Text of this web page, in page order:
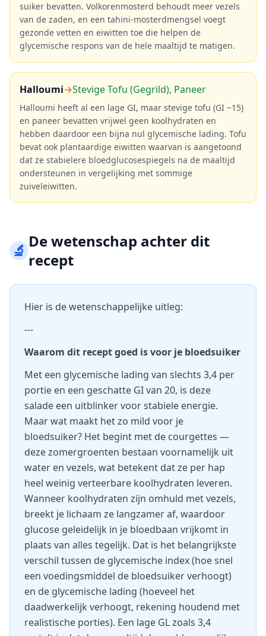
suiker bevatten. Volkorenmosterd behoudt meer vezels
van de zaden, en een tahini-mosterdmengsel voegt
gezonde vetten en eiwitten toe die helpen de
glycemische respons van de hele maaltijd te matigen.
Halloumi→Stevige Tofu (Gegrild), Paneer
Halloumi heeft al een lage GI, maar stevige tofu (GI ~15)
en paneer bevatten vrijwel geen koolhydraten en
hebben daardoor een bijna nul glycemische lading. Tofu
bevat ook plantaardige eiwitten waarvan is aangetoond
dat ze stabielere bloedglucosespiegels na de maaltijd
ondersteunen in vergelijking met sommige
zuiveleiwitten.
🔬De wetenschap achter dit
recept
Hier is de wetenschappelijke uitleg:
---
Waarom dit recept goed is voor je bloedsuiker
Met een glycemische lading van slechts 3,4 per
portie en een geschatte GI van 20, is deze
salade een uitblinker voor stabiele energie.
Maar wat maakt het zo mild voor je
bloedsuiker? Het begint met de courgettes —
deze zomergroenten bestaan voornamelijk uit
water en vezels, wat betekent dat ze per hap
heel weinig verteerbare koolhydraten leveren.
Wanneer koolhydraten zijn omhuld met vezels,
breekt je lichaam ze langzamer af, waardoor
glucose geleidelijk in je bloedbaan vrijkomt in
plaats van alles tegelijk. Dat is het belangrijkste
verschil tussen de glycemische index (hoe snel
een voedingsmiddel de bloedsuiker verhoogt)
en de glycemische lading (hoeveel het
daadwerkelijk verhoogt, rekening houdend met
realistische porties). Een lage GL zoals 3,4